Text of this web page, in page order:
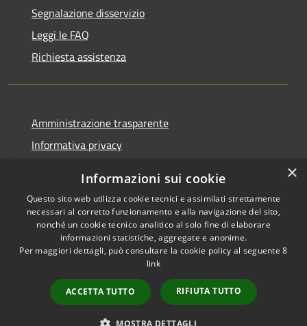
Segnalazione disservizio
Leggi le FAQ
Richiesta assistenza
Amministrazione trasparente
Informativa privacy
Dichiarazione di accessibilità
RSS
Copyright © 2026 • Comune di
Municipium•
Accesso
redazione
×
Informazioni sui cookie
Questo sito web utilizza cookie tecnici e assimilati strettamente
necessari al corretto funzionamento e alla navigazione del sito,
nonché un cookie tecnico analitico al solo fine di elaborare
informazioni statistiche, aggregate e anonime.
Per maggiori dettagli, può consultare la cookie policy al seguente8
link
ACCETTA TUTTO RIFIUTA TUTTO
MOSTRA DETTAGLI